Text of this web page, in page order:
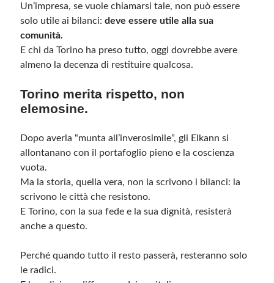
Un’impresa, se vuole chiamarsi tale, non può essere
solo utile ai bilanci:deve essere utile alla sua
comunità.
E chi da Torino ha preso tutto, oggi dovrebbe avere
almeno la decenza di restituire qualcosa.
Torino merita rispetto, non
elemosine.
Dopo averla “munta all’inverosimile”, gli Elkann si
allontanano con il portafoglio pieno e la coscienza
vuota.
Ma la storia, quella vera, non la scrivono i bilanci: la
scrivono le città che resistono.
E Torino, con la sua fede e la sua dignità, resisterà
anche a questo.
Perché quando tutto il resto passerà, resteranno solo
le radici.